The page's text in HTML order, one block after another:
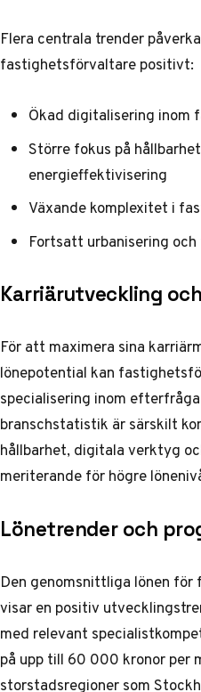
Flera centrala trender
fastighetsförvaltare positivt:
Ökad digitalisering inom
Större fokus på
energieffektivisering
Växande komplexitet i
Fortsatt urbanisering
Karriärutveckling
För att maximera sina
lönepotential kan
specialisering inom
branschstatistik är särskilt
hållbarhet, digitala verktyg
meriterande för högre
Lönetrender och
Den genomsnittliga lönen
visar en positiv
med relevant
på upp till 60 000 kronor per
storstadsregioner som